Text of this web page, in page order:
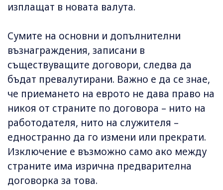
изплащат в новата валута.
Сумите на основни и допълнителни
възнаграждения, записани в
съществуващите договори, следва да
бъдат превалутирани. Важно е да се знае,
че приемането на еврото не дава право на
никоя от страните по договора – нито на
работодателя, нито на служителя –
едностранно да го измени или прекрати.
Изключение е възможно само ако между
страните има изрична предварителна
договорка за това.